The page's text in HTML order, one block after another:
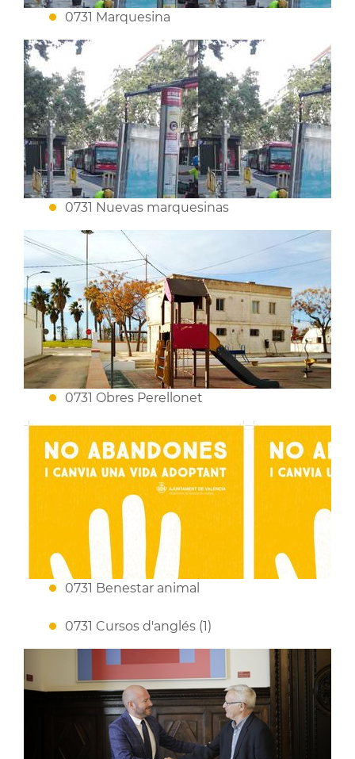
0731 Marquesina
0731 Nuevas marquesinas
0731 Obres Perellonet
0731 Benestar animal
0731 Cursos d'anglés (1)